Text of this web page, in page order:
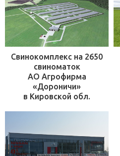
Свинокомплекс на 2650
свиноматок
АО Агрофирма
«Дороничи»
в Кировской обл.